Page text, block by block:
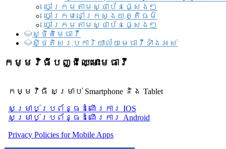
ចៅក្រមតាមស្ថាប័នផ្សេងៗ
ចៅក្រមនៅក្រសួងយុត្តិធម៌
ចៅក្រមតាមស្ថាប័នផ្សេងៗ
ស្ថិតិមេធាវី
សិ្ថតិសរុបការិយាល័យមេធាវីទាំងអស់​
កម្មវិធីបញ្ជីឈ្មោះមេធាវី
កម្មវិធី សម្រាប់ Smartphone និង Tablet
សម្រាប់​ប្រព័ន្ធដំណើរការ IOS
សម្រាប់​ប្រព័ន្ធដំណើរការ Android
Privacy Policies for Mobile Apps